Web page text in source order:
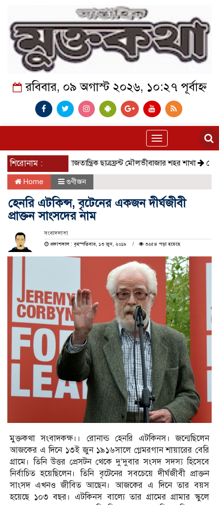
রবিবার, ০৯ অগাস্ট ২০২৬, ১০:২৭ পূর্বাহ্ন
Toggle
navigation
শিরোনাম :
সমাজতান্ত্রিক ছাত্রফ্রন্ট মৌলভীবাজার শহর শাখা কেমন আছে
Home গুণীজন
হেনরি এটকিন্স, বৃটেনের একজন দীর্ঘজীবী
প্রাক্তন সাংসদের নাম
সংবাদদাতা
প্রকাশকাল : বৃহস্পতিবার, ১৩ জুন, ২০১৯
৩২৫৪ পড়া হয়েছে
মুক্তকথা সংবাদকক্ষ।। রোনাল্ড হেনরি এটকিনস। জন্মেছিলেন
আজকের এ দিনে ১৩ই জুন ১৯১৬সালে গ্লেমরগান শায়ারের বেরি
গ্রামে। তিনি উত্তর প্রেসটন থেকে দু’দুবার সংসদ সদস্য হিসেবে
নির্বাচিত হয়েছিলেন। তিনি বৃটেনের সবচেয়ে দীর্ঘজীবী প্রাক্তন
সাংসদ এখনও জীবিত আছেন। আজকের এ দিনে তার বয়স
হয়েছে ১০৩ বছর। এটকিনস বাল্যে তার গ্রামের গ্রামার স্কুলে